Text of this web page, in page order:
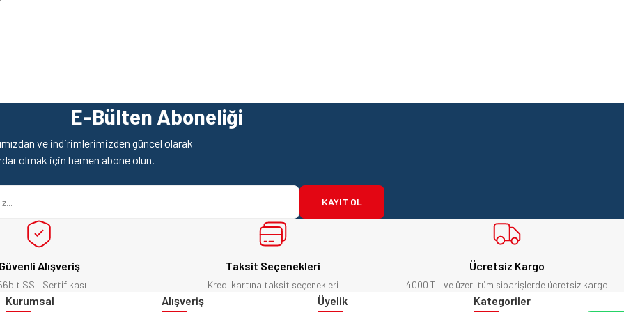
Yorum Yaz
Soru Sor
E-Bülten Aboneliği
ve indirimlerimizden güncel olarak
olmak için hemen abone olun.
KAYIT OL
Güvenli Alışveriş
SSL Sertifikası
Taksit Seçenekleri
Kredi kartına taksit seçenekleri
Ücretsiz Kargo
4000 TL ve üzeri tüm siparişlerde ücretsiz kargo
Kurumsal Alışveriş Üyelik Kategoriler